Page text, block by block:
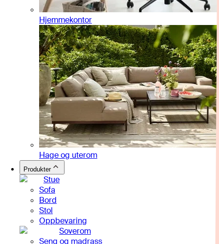
Hjemmekontor
Hage og uterom
Produkter
Stue
Sofa
Bord
Stol
Oppbevaring
Soverom
Seng og madrass